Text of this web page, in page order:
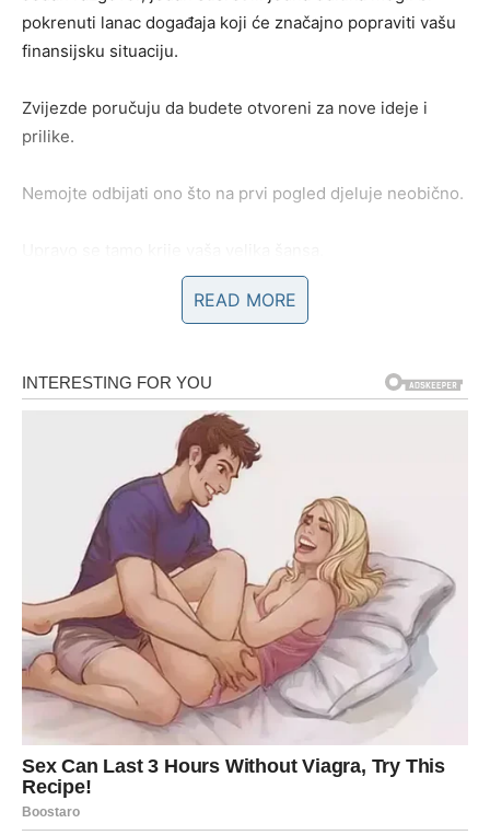
pokrenuti lanac događaja koji će značajno popraviti vašu
finansijsku situaciju.
Zvijezde poručuju da budete otvoreni za nove ideje i
prilike.
Nemojte odbijati ono što na prvi pogled djeluje neobično.
POSAO – DOLAZI VRIJEME DA
ZABLISTATE
Na poslovnom planu pred vama su dani tokom kojih ćete
imati priliku pokazati koliko vrijedite.
Ljudi koji su ranije sumnjali u vas mogli bi promijeniti
mišljenje.
READ MORE